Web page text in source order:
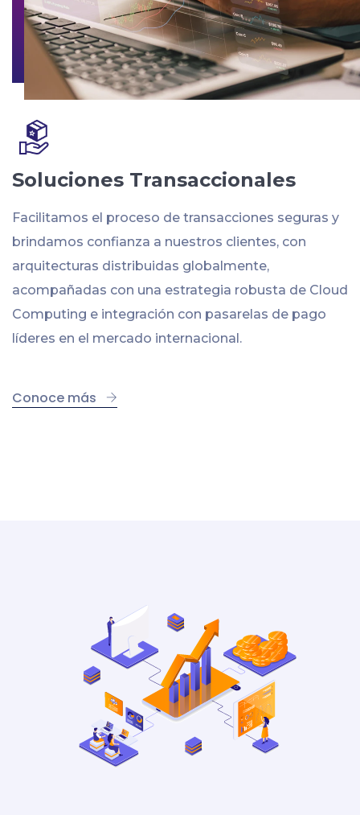
Soluciones Transaccionales
Facilitamos el proceso de transacciones seguras y
brindamos confianza a nuestros clientes, con
arquitecturas distribuidas globalmente,
acompañadas con una estrategia robusta de Cloud
Computing e integración con pasarelas de pago
líderes en el mercado internacional.
Conoce más